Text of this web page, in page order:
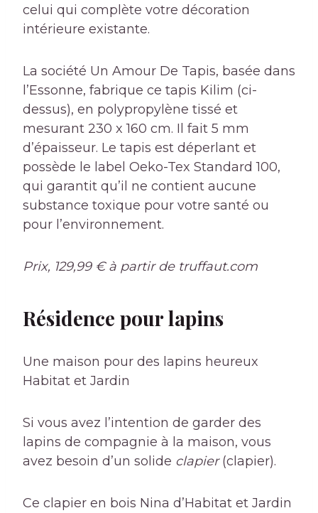
celui qui complète votre décoration
intérieure existante.
La société Un Amour De Tapis, basée dans
l’Essonne, fabrique ce tapis Kilim (ci-
dessus), en polypropylène tissé et
mesurant 230 x 160 cm. Il fait 5 mm
d’épaisseur. Le tapis est déperlant et
possède le label Oeko-Tex Standard 100,
qui garantit qu’il ne contient aucune
substance toxique pour votre santé ou
pour l’environnement.
Prix, 129,99 € à partir de truffaut.com
Résidence pour lapins
Une maison pour des lapins heureux
Habitat et Jardin
Si vous avez l’intention de garder des
lapins de compagnie à la maison, vous
avez besoin d’un solide clapier(clapier).
Ce clapier en bois Nina d’Habitat et Jardin